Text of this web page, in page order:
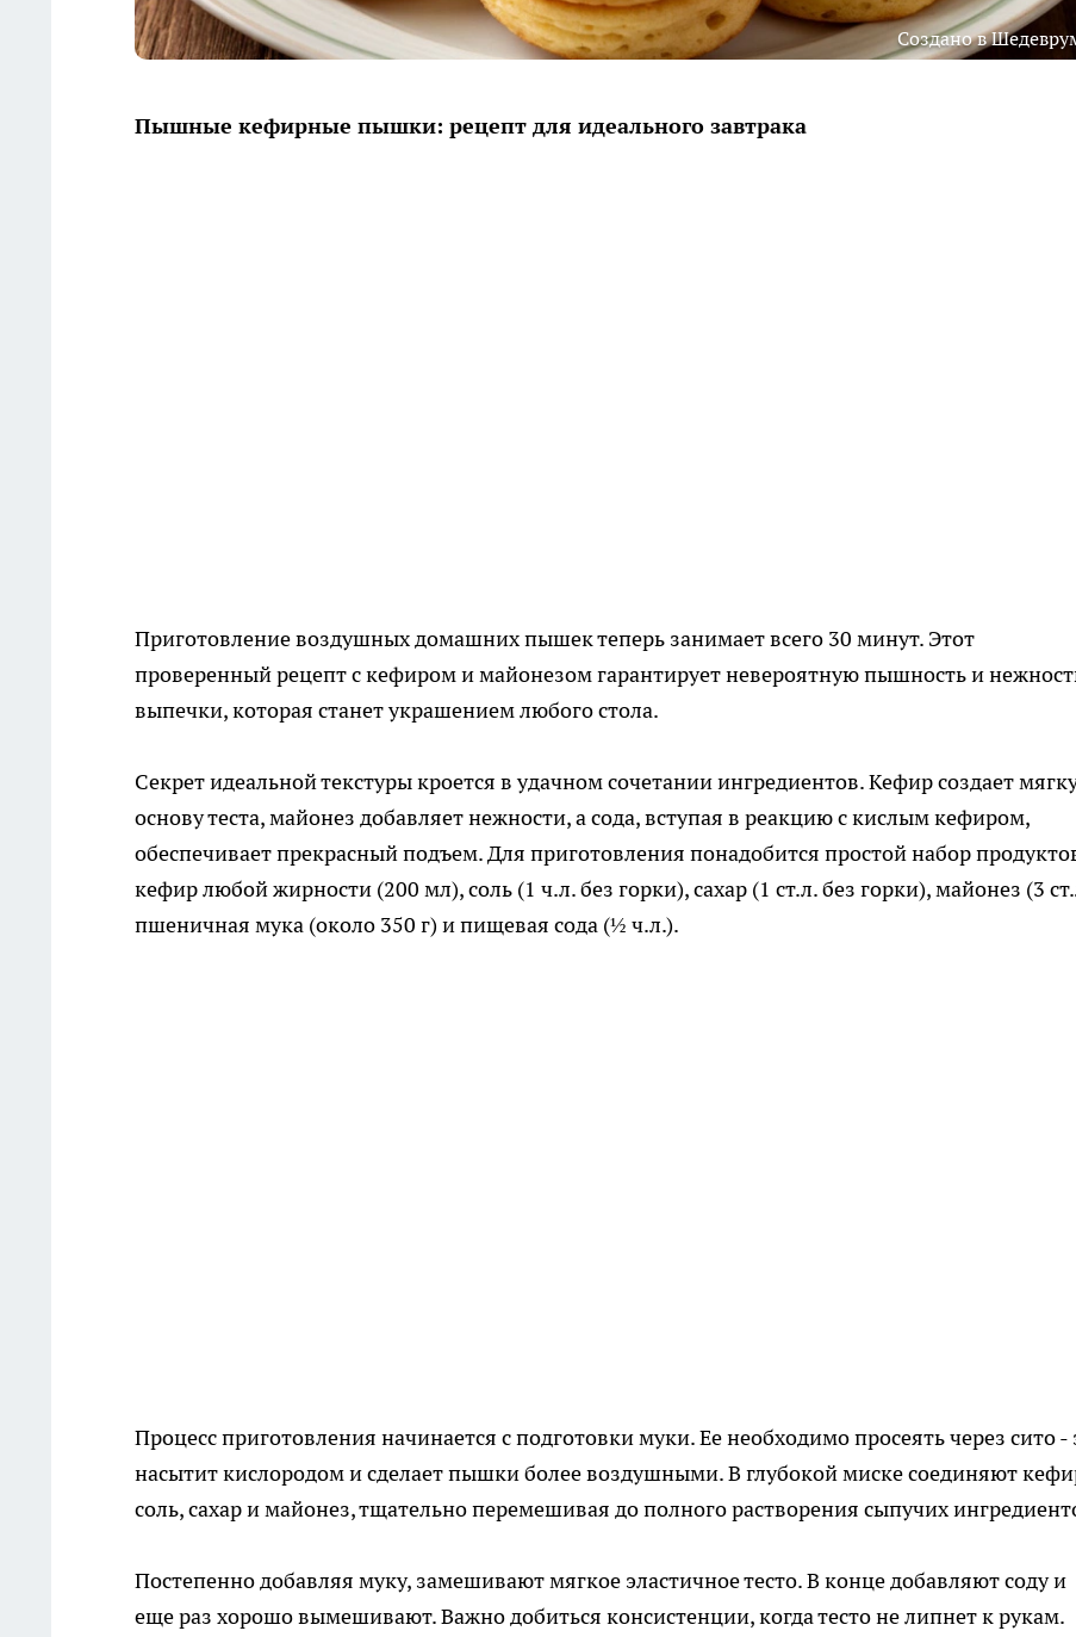
Создано в
Пышные кефирные пышки: рецепт для идеального завтрака
Приготовление воздушных домашних пышек теперь занимает всего 30 минут. Этот
проверенный рецепт с кефиром и майонезом гарантирует невероятную пышность и
выпечки, которая станет украшением любого стола.
Секрет идеальной текстуры кроется в удачном сочетании ингредиентов. Кефир создает
основу теста, майонез добавляет нежности, а сода, вступая в реакцию с кислым кефиром,
обеспечивает прекрасный подъем. Для приготовления понадобится простой набор
кефир любой жирности (200 мл), соль (1 ч.л. без горки), сахар (1 ст.л. без горки), майонез (3
пшеничная мука (около 350 г) и пищевая сода (½ ч.л.).
Процесс приготовления начинается с подготовки муки. Ее необходимо просеять через сито -
насытит кислородом и сделает пышки более воздушными. В глубокой миске соединяют
соль, сахар и майонез, тщательно перемешивая до полного растворения сыпучих
Постепенно добавляя муку, замешивают мягкое эластичное тесто. В конце добавляют соду и
еще раз хорошо вымешивают. Важно добиться консистенции, когда тесто не липнет к рукам.